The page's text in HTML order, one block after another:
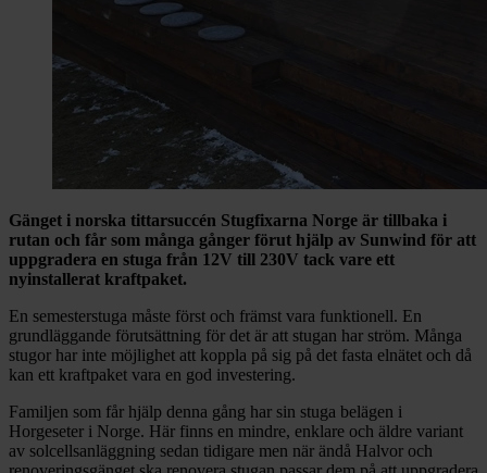
Gänget i norska tittarsuccén Stugfixarna Norge är tillbaka i
rutan och får som många gånger förut hjälp av Sunwind för att
uppgradera en stuga från 12V till 230V tack vare ett
nyinstallerat kraftpaket.
En semesterstuga måste först och främst vara funktionell. En
grundläggande förutsättning för det är att stugan har ström. Många
stugor har inte möjlighet att koppla på sig på det fasta elnätet och då
kan ett kraftpaket vara en god investering.
Familjen som får hjälp denna gång har sin stuga belägen i
Horgeseter i Norge. Här finns en mindre, enklare och äldre variant
av solcellsanläggning sedan tidigare men när ändå Halvor och